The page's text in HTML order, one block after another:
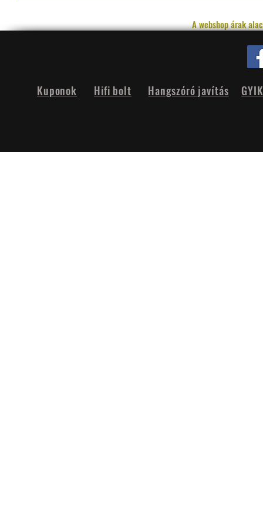
A webshop árak
Hifi bolt
Kuponok Hangszóró javítás GYIK